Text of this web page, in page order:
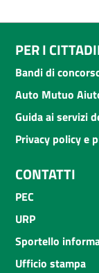
PER I
Bandi di
Auto Mutuo
Guida ai servizi
Privacy policy e
CONTATTI
PEC
URP
Sportello
Ufficio stampa